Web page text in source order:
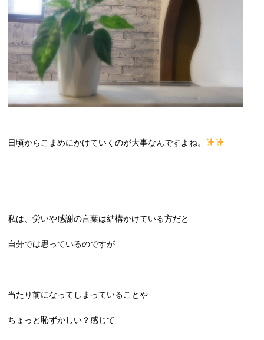
日頃からこまめにかけていくのが大事なんですよね。
私は、労いや感謝の言葉は結構かけている方だと
自分では思っているのですが
当たり前になってしまっていることや
ちょっと恥ずかしい？感じて